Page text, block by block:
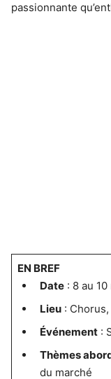
passionnante
EN BREF
Date: 8 au 10
Lieu: Chorus,
Événement:
Thèmes
du marché